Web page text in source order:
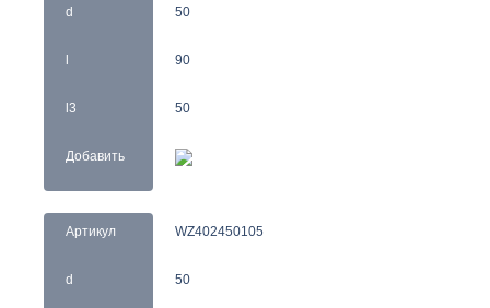
d
l3
Добавить
50
90
50
Артикул
d
WZ402450105
50